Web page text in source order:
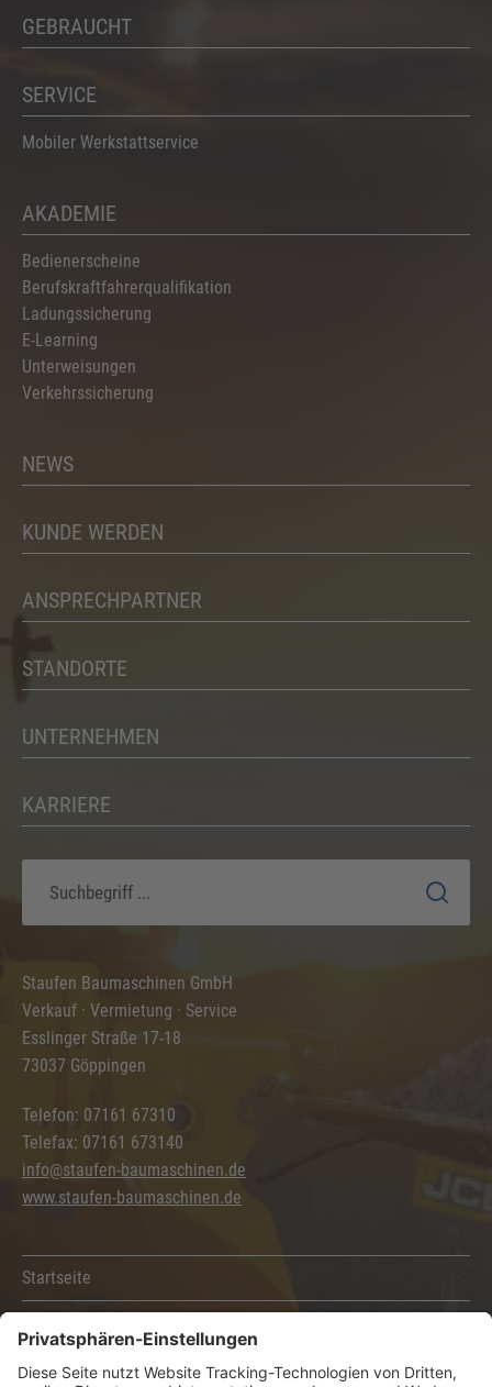
GEBRAUCHT
SERVICE
Mobiler Werkstattservice
AKADEMIE
Bedienerscheine
Berufskraftfahrerqualifikation
Ladungssicherung
E-Learning
Unterweisungen
Verkehrssicherung
NEWS
KUNDE WERDEN
ANSPRECHPARTNER
STANDORTE
UNTERNEHMEN
KARRIERE
Staufen Baumaschinen GmbH
Verkauf · Vermietung · Service
Esslinger Straße 17-18
73037 Göppingen
Telefon: 07161 67310
Telefax: 07161 673140
info@staufen-baumaschinen.de
www.staufen-baumaschinen.de
Startseite
Sitemap